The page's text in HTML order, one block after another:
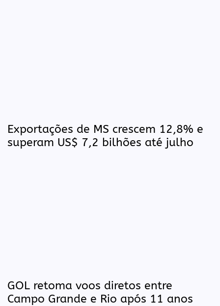
Exportações de MS crescem 12,8% e
superam US$ 7,2 bilhões até julho
GOL retoma voos diretos entre
Campo Grande e Rio após 11 anos